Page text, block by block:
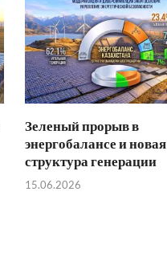
Зеленый прорыв в
энергобалансе и новая
структура генерации
15.06.2026